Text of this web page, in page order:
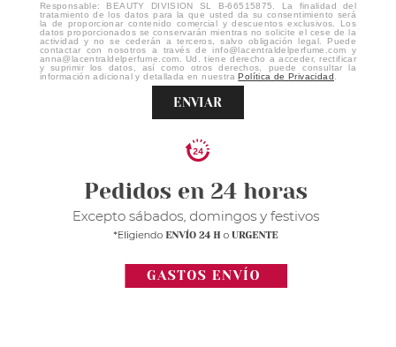
Responsable: BEAUTY DIVISION SL B-66515875. La finalidad del
tratamiento de los datos para la que usted da su consentimiento será
la de proporcionar contenido comercial y descuentos exclusivos. Los
datos proporcionados se conservarán mientras no solicite el cese de la
actividad y no se cederán a terceros, salvo obligación legal. Puede
contactar con nosotros a través de info@lacentraldelperfume.com y
anna@lacentraldelperfume.com. Ud. tiene derecho a acceder, rectificar
y suprimir los datos, así como otros derechos, puede consultar la
información adicional y detallada en nuestraPolítica de Privacidad
ENVIAR